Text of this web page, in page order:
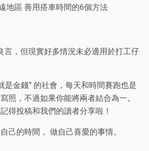
地區 善用搭車時間的6個方法
言，但現實好多情況未必適用於打工仔
是金錢” 的社會，每天和時間賽跑也是
照，不過如果你能將兩者結合為一。
得投稿和我們的讀者分享啦！
己的時間， 做自己喜愛的事情。